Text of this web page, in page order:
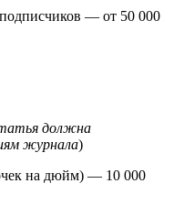
— от 50 000
должна
журнала)
на дюйм) — 10 000